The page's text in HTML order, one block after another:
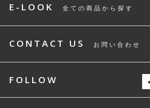
E-LOOK 全ての商品から探す
CONTACT US お問い合わせ
FOLLOW